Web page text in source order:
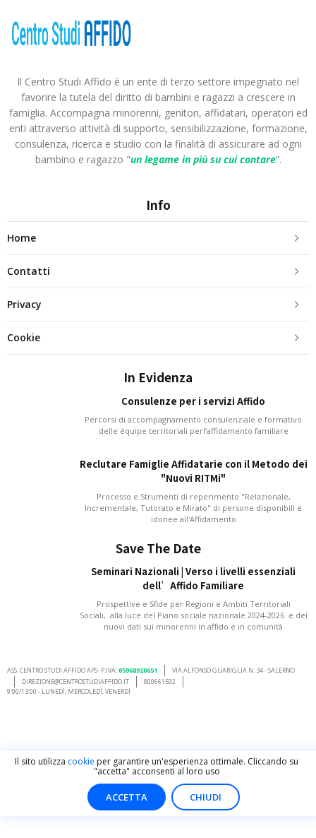
Il Centro Studi Affido è un ente di terzo settore impegnato nel
favorire la tutela del diritto di bambini e ragazzi a crescere in
famiglia. Accompagna minorenni, genitori, affidatari, operatori ed
enti attraverso attività di supporto, sensibilizzazione, formazione,
consulenza, ricerca e studio con la finalità di assicurare ad ogni
bambino e ragazzo "un legame in più su cui contare”.
Info
Home
Contatti
Privacy
Cookie
In Evidenza
Consulenze per i servizi Affido
Percorsi di accompagnamento consulenziale e formativo
delle équipe territoriali perl’affidamento familiare
Reclutare Famiglie Affidatarie con il Metodo dei
"Nuovi RITMi"
Processo e Strumenti di reperimento "Relazionale,
Incrementale, Tutorato e Mirato" di persone disponibili e
idonee all'Affidamento
Save The Date
Seminari Nazionali | Verso i livelli essenziali
dell’Affido Familiare
Prospettive e Sfide per Regioni e Ambiti Territoriali
Sociali, alla luce del Piano sociale nazionale 2024-2026 e dei
nuovi dati sui minorenni in affido e in comunità
ASS. CENTRO STUDI AFFIDO APS- P.IVA:05968920651
VIA ALFONSO GUARIGLIA N. 34 - SALERNO
DIREZIONE@CENTROSTUDIAFFIDO.IT
800661592
9:00/13:00 - LUNEDÌ, MERCOLEDÌ, VENERDÌ
Il sito utilizza cookie per garantire un'esperienza ottimale. Cliccando su
"accetta" acconsenti al loro uso
ACCETTA CHIUDI